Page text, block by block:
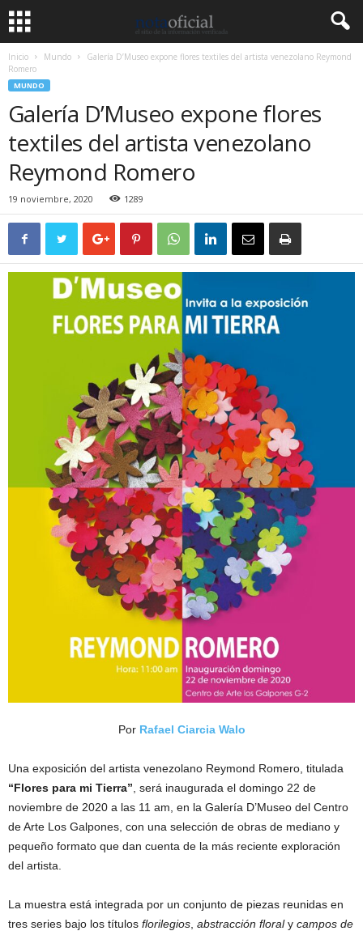
Inicio Mundo
Galería D’Museo expone flores textiles del artista venezolano Reymond
Romero
MUNDO
Galería D’Museo expone flores
textiles del artista venezolano
Reymond Romero
19 noviembre, 2020 1289
Por Rafael Ciarcia Walo
Una exposición del artista venezolano Reymond Romero, titulada
“Flores para mi Tierra” , será inaugurada el domingo 22 de
noviembre de 2020 a las 11 am, en la Galería D’Museo del Centro
de Arte Los Galpones, con una selección de obras de mediano y
pequeño formato que dan cuenta de la más reciente exploración
del artista.
La muestra está integrada por un conjunto de piezas reunidas en
tres series bajo los títulos florilegios abstracción floraly campos de